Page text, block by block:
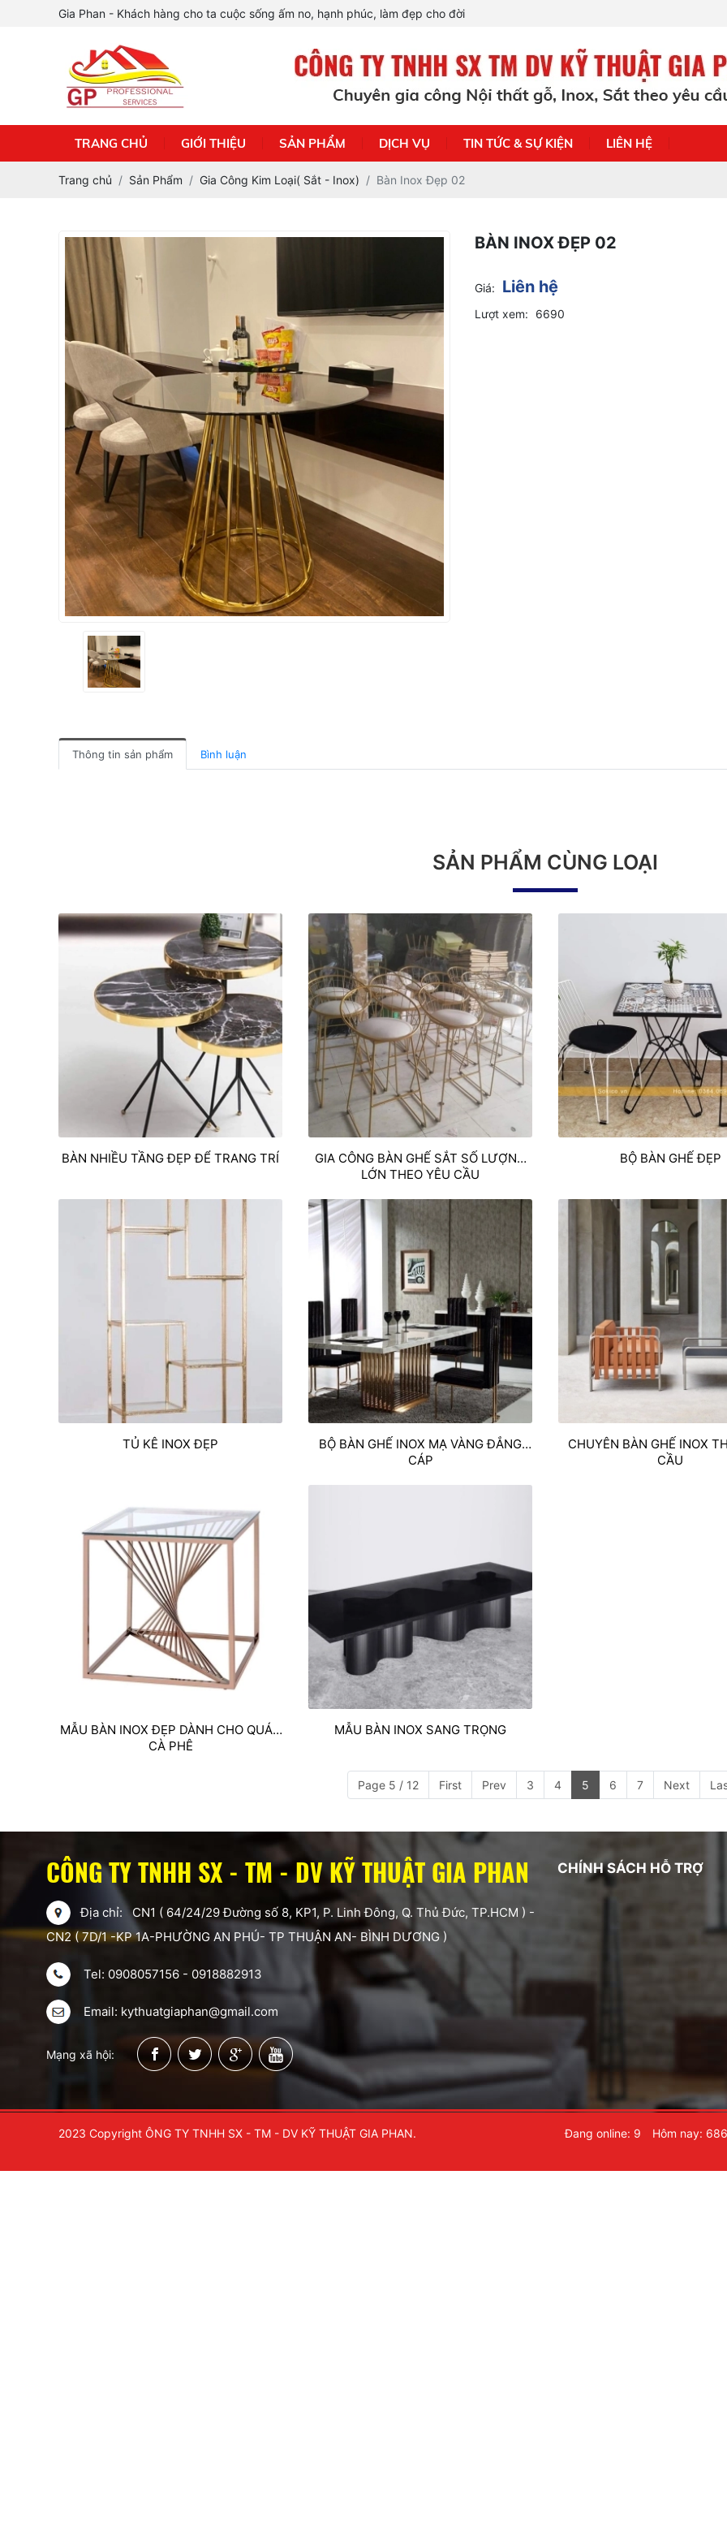
Gia Phan - Khách hàng cho ta cuộc sống ấm no, hạnh phúc, làm đẹp cho đời
TRANG CHỦ GIỚI THIỆU SẢN PHẨM DỊCH VỤ TIN TỨC & SỰ KIỆN LIÊN HỆ
Trang chủ Sản Phẩm Gia Công Kim Loại( Sắt - Inox) Bàn Inox Đẹp 02
BÀN INOX ĐẸP 02
Giá: Liên hệ
Lượt xem: 6690
Thông tin sản phẩm Bình luận
SẢN PHẨM CÙNG LOẠI
BÀN NHIỀU TẦNG ĐẸP ĐỂ TRANG TRÍ
GIA CÔNG BÀN GHẾ SẮT SỐ LƯỢNG
LỚN THEO YÊU CẦU
BỘ BÀN GHẾ ĐẸP
TỦ KÊ INOX ĐẸP
BỘ BÀN GHẾ INOX MẠ VÀNG ĐẲNG
CÁP
CHUYÊN BÀN GHẾ INOX
CẦU
MẪU BÀN INOX ĐẸP DÀNH CHO QUÁN
CÀ PHÊ
MẪU BÀN INOX SANG TRỌNG
Page 5 / 12 First Prev 3 4 5 6 7 Next
CÔNG TY TNHH SX - TM - DV KỸ THUẬT GIA PHAN
Địa chỉ: CN1 ( 64/24/29 Đường số 8, KP1, P. Linh Đông, Q. Thủ Đức, TP.HCM ) -
CN2 ( 7D/1 -KP 1A-PHƯỜNG AN PHÚ- TP THUẬN AN- BÌNH DƯƠNG )
Tel: 0908057156 - 0918882913
Email: kythuatgiaphan@gmail.com
Mạng xã hội:
CHÍNH SÁCH HỖ TRỢ
2023 Copyright ÔNG TY TNHH SX - TM - DV KỸ THUẬT GIA PHAN. Đang online: 9 Hôm nay: 686